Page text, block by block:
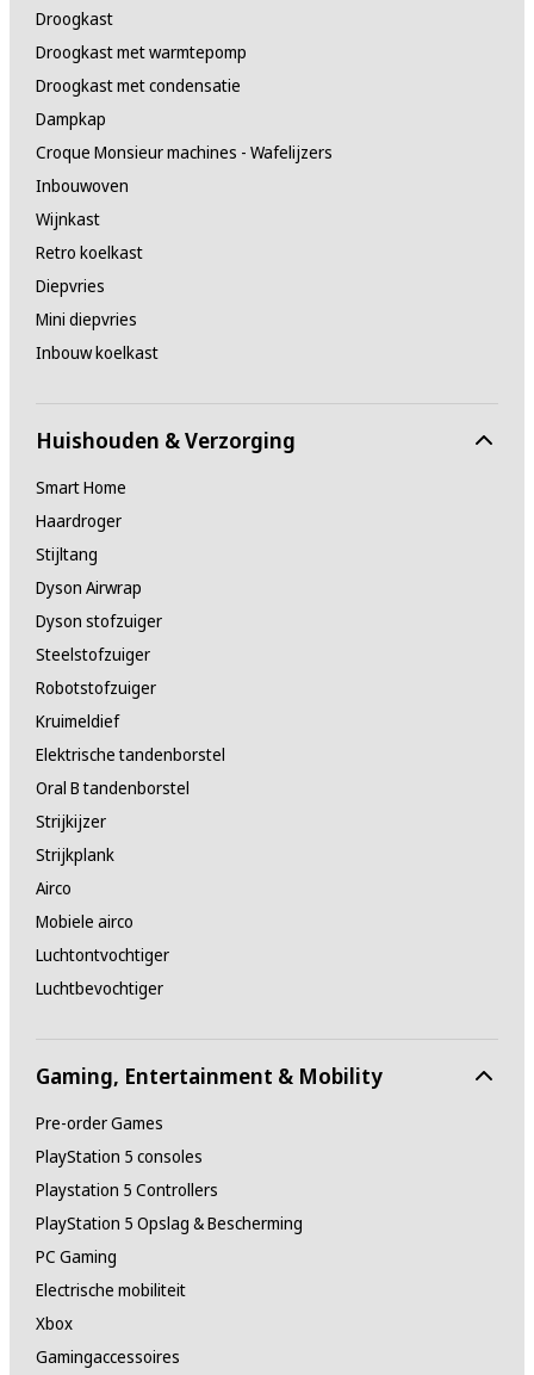
Droogkast
Droogkast met warmtepomp
Droogkast met condensatie
Dampkap
Croque Monsieur machines - Wafelijzers
Inbouwoven
Wijnkast
Retro koelkast
Diepvries
Mini diepvries
Inbouw koelkast
Huishouden & Verzorging
Smart Home
Haardroger
Stijltang
Dyson Airwrap
Dyson stofzuiger
Steelstofzuiger
Robotstofzuiger
Kruimeldief
Elektrische tandenborstel
Oral B tandenborstel
Strijkijzer
Strijkplank
Airco
Mobiele airco
Luchtontvochtiger
Luchtbevochtiger
Gaming, Entertainment & Mobility
Pre-order Games
PlayStation 5 consoles
Playstation 5 Controllers
PlayStation 5 Opslag & Bescherming
PC Gaming
Electrische mobiliteit
Xbox
Gamingaccessoires